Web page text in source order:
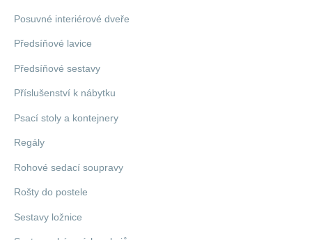
Posuvné interiérové dveře
Předsíňové lavice
Předsíňové sestavy
Příslušenství k nábytku
Psací stoly a kontejnery
Regály
Rohové sedací soupravy
Rošty do postele
Sestavy ložnice